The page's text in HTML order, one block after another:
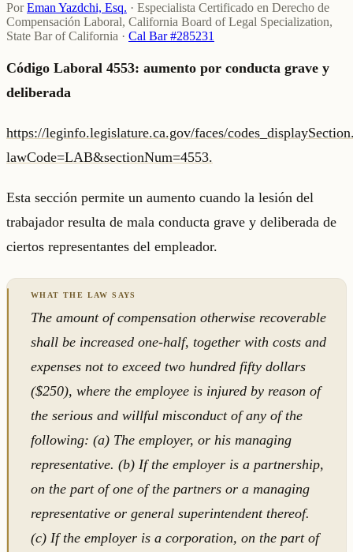
Por Eman Yazdchi, Esq. · Especialista Certificado en Derecho de
Compensación Laboral, California Board of Legal Specialization,
State Bar of California · Cal Bar #285231
Código Laboral 4553: aumento por conducta grave y
deliberada
https://leginfo.legislature.ca.gov/faces/
lawCode=LAB&sectionNum=4553.
Esta sección permite un aumento cuando la lesión del
trabajador resulta de mala conducta grave y deliberada de
ciertos representantes del empleador.
The amount of compensation otherwise recoverable
shall be increased one-half, together with costs and
expenses not to exceed two hundred fifty dollars
($250), where the employee is injured by reason of
the serious and willful misconduct of any of the
following: (a) The employer, or his managing
representative. (b) If the employer is a partnership,
on the part of one of the partners or a managing
representative or general superintendent thereof.
(c) If the employer is a corporation, on the part of